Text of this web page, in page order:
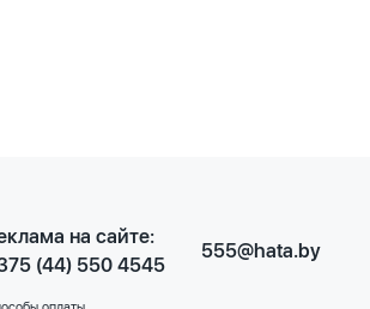
на сайте:
(44) 550 4545
555@hata.by